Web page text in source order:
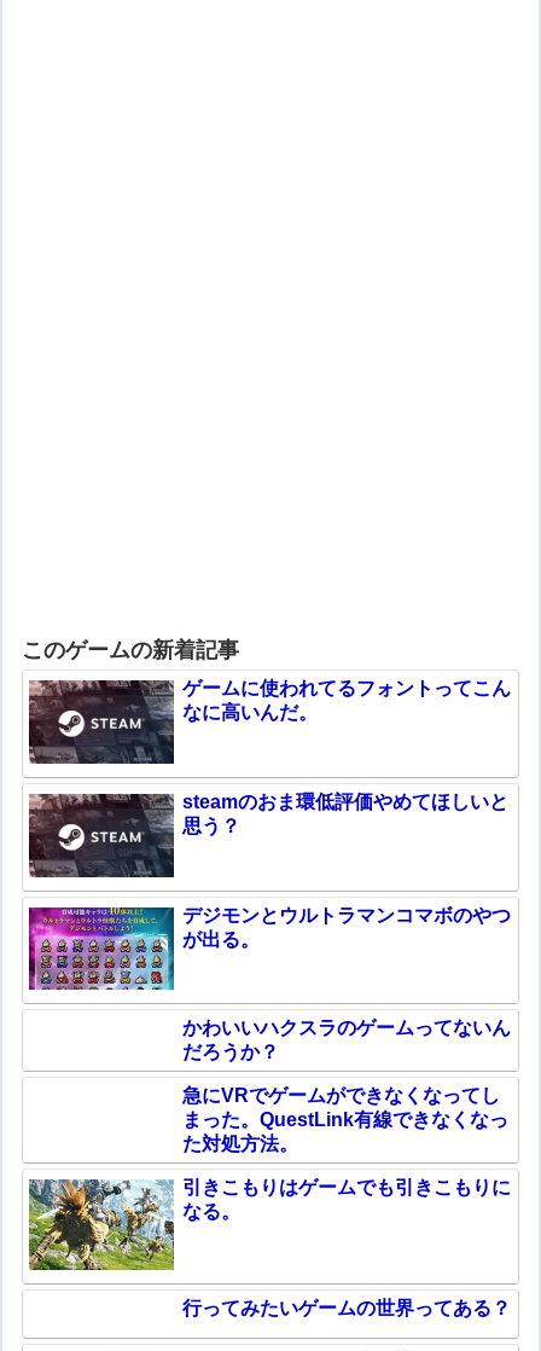
このゲームの新着記事
ゲームに使われてるフォントってこん
なに高いんだ。
steamのおま環低評価やめてほしいと
思う？
デジモンとウルトラマンコマボのやつ
が出る。
かわいいハクスラのゲームってないん
だろうか？
急にVRでゲームができなくなってし
まった。QuestLink有線できなくなっ
た対処方法。
引きこもりはゲームでも引きこもりに
なる。
行ってみたいゲームの世界ってある？